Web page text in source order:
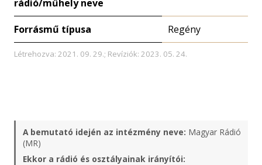
rádió/műhely neve
Forrásmű típusa Regény
Létrehozva: 2021. 09. 29.; Revíziók: 2023. 05. 24.
A bemutató idején az intézmény neve: Magyar Rádió
(MR)
Ekkor a rádió és osztályainak irányítói: